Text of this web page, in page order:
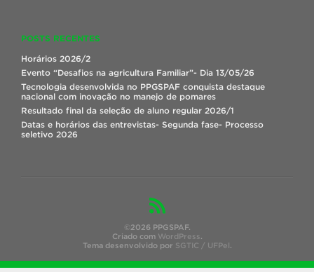
POSTS RECENTES
Horários 2026/2
Evento “Desafios na agricultura Familiar”- Dia 13/05/26
Tecnologia desenvolvida no PPGSPAF conquista destaque
nacional com inovação no manejo de pomares
Resultado final da seleção de aluno regular 2026/1
Datas e horários das entrevistas- Segunda fase- Processo
seletivo 2026
©2026 PPGSPAF.
Criado com WordPress.
Tema desenvolvido por SGTIC / UFPel.